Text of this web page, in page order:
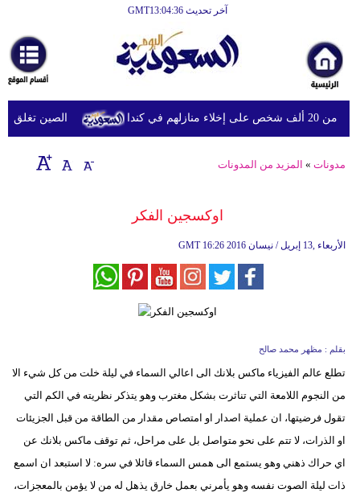
آخر تحديث GMT13:04:36
الصين تغلق في كندا
مدونات » المزيد من المدونات
اوكسجين الفكر
GMT 16:26 2016 الأربعاء ,13 إبريل / نيسان
بقلم : مظهر محمد صالح
تطلع عالم الفيزياء ماكس بلانك الى اعالي السماء في ليلة خلت من كل شيء الا
من النجوم اللامعة التي تناثرت بشكل مغترب وهو يتذكر نظريته في الكم التي
تقول فرضيتها، ان عملية اصدار او امتصاص مقدار من الطاقة من قبل الجزيئات
او الذرات، لا تتم على نحو متواصل بل على مراحل، ثم توقف ماكس بلانك عن
اي حراك ذهني وهو يستمع الى همس السماء قائلا في سره: لا استبعد ان اسمع
ذات ليلة الصوت نفسه وهو يأمرني بعمل خارق يذهل له من لا يؤمن بالمعجزات،